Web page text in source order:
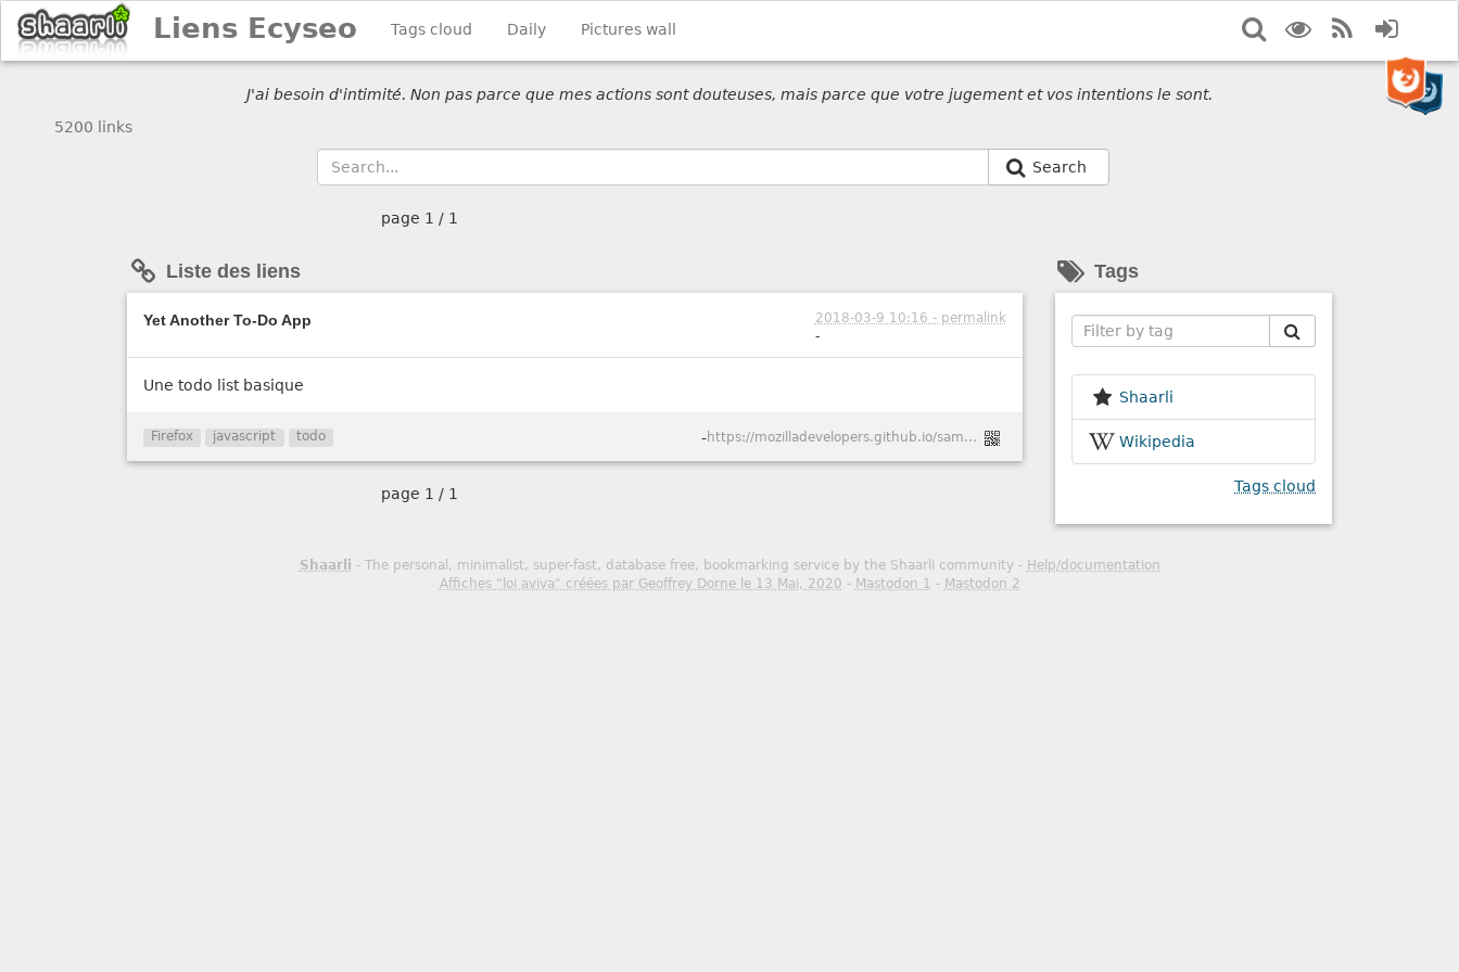
Liens Ecyseo Tags cloud Daily Pictures wall SearchDisplay
RSS
J'ai besoin d'intimité. Non pas parce que mes actions sont douteuses, mais parce que votre jugement et vos intentions le sont.
5200 links
Search
page 1 / 1
Liste des liens
Yet Another To-Do App
2018-03-9 10:16 - permalink
-
Une todo list basique
Firefox javascript todo - https://mozilladevelopers.github.io/sample-todo/minified/
page 1 / 1
Tags
Shaarli
Wikipedia
Tags cloud
Shaarli - The personal, minimalist, super-fast, database free, bookmarking service by the Shaarli community - Help/documentation
Affiches "loi aviva" créées par Geoffrey Dorne le 13 Mai, 2020 - Mastodon 1 - Mastodon 2